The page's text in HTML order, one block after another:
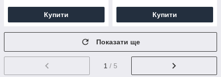
Купити Купити
Показати ще
1 / 5